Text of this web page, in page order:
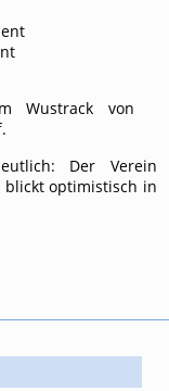
Wustrack von
Der Verein
optimistisch in